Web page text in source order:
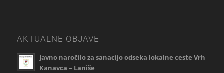
AKTUALNE OBJAVE
Javno naročilo za sanacijo odseka lokalne ceste Vrh
Kanavca – Laniše